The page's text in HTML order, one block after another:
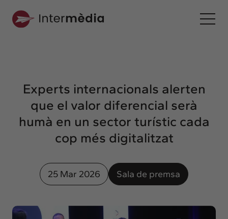
Interconnexió
Els nostres serveis
Interacció
Intermèdia
Confidencial
Clients
Experts internacionals alerten
que el valor diferencial serà
humà en un sector turístic cada
cop més digitalitzat
25 Mar 2026 Sala de premsa